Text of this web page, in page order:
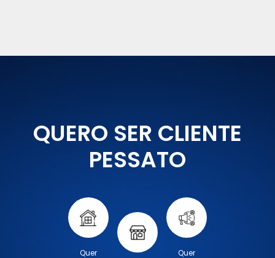
QUERO SER CLIENTE
PESSATO
Quer Quer